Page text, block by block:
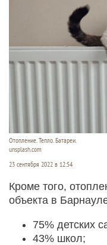
Отопление. Тепло. Батареи.
unsplash.com
23 сентября 2022 в 12:54
Кроме того,
объекта в
75% детских
43% школ;